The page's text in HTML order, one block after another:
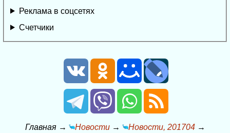
Реклама в соцсетях
Счетчики
Главная→ Новости→ Новости, 201704→